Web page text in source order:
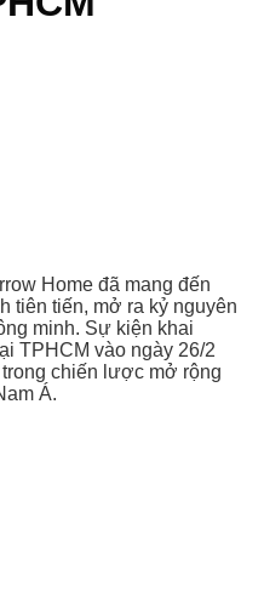
Home đã mang đến
tiên tiến, mở ra kỷ nguyên
minh. Sự kiện khai
TPHCM vào ngày 26/2
chiến lược mở rộng
Á.